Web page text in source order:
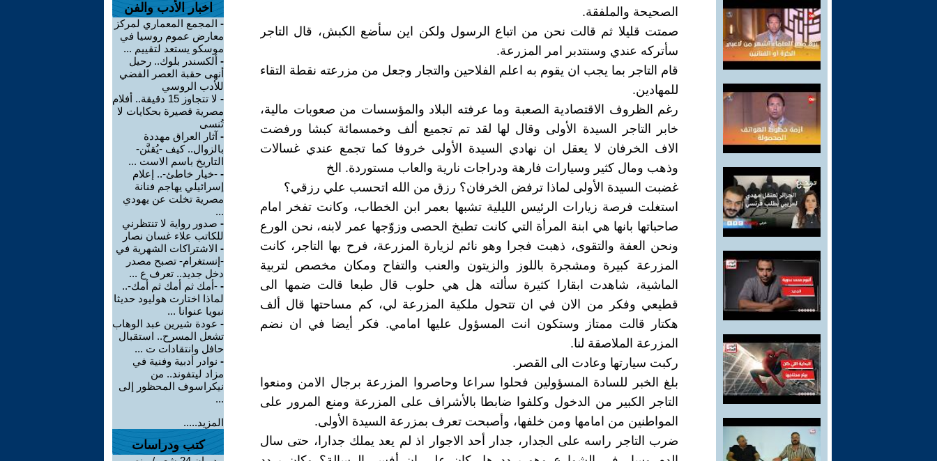
الصحيحة والملفقة.
صمتت قليلا ثم قالت نحن من اتباع الرسول ولكن اين سأضع الكبش، قال التاجر
سأتركه عندي وسنتدبر امر المزرعة.
قام التاجر بما يجب ان يقوم به اعلم الفلاحين والتجار وجعل من مزرعته نقطة التقاء
للمهادين.
رغم الظروف الاقتصادية الصعبة وما عرفته البلاد والمؤسسات من صعوبات مالية،
خابر التاجر السيدة الأولى وقال لها لقد تم تجميع ألف وخمسمائة كبشا ورفضت
الاف الخرفان لا يعقل ان نهادي السيدة الأولى خروفا كما تجمع عندي غسالات
وذهب ومال كثير وسيارات فارهة ودراجات نارية والعاب مستوردة. الخ
غضبت السيدة الأولى لماذا ترفض الخرفان؟ رزق من الله اتحسب علي رزقي؟
استغلت فرصة زيارات الرئيس الليلية تشبها بعمر ابن الخطاب، وكانت تفخر امام
صاحباتها بانها هي ابنة المرأة التي كانت تطبخ الحصى وزوّجها عمر لابنه، نحن الورع
ونحن العفة والتقوى، ذهبت فجرا وهو نائم لزيارة المزرعة، فرح بها التاجر، كانت
المزرعة كبيرة ومشجرة باللوز والزيتون والعنب والتفاح ومكان مخصص لتربية
الماشية، شاهدت ابقارا كثيرة سألته هل هي حلوب قال طبعا قالت ضمها الى
قطيعي وفكر من الان في ان تتحول ملكية المزرعة لي، كم مساحتها قال ألف
هكتار قالت ممتاز وستكون انت المسؤول عليها امامي. فكر أيضا في ان نضم
المزرعة الملاصقة لنا.
ركبت سيارتها وعادت الى القصر.
بلغ الخبر للسادة المسؤولين فحلوا سراعا وحاصروا المزرعة برجال الامن ومنعوا
التاجر الكبير من الدخول وكلفوا ضابطا بالأشراف على المزرعة ومنع المرور على
المواطنين من امامها ومن خلفها، وأصبحت تعرف بمزرعة السيدة الأولى.
ضرب التاجر راسه على الجدار، جدار أحد الاجوار اذ لم يعد يملك جدارا، حتى سال
اخبار الأدب والفن
- المجمع المعماري لمركز
معارض عموم روسيا في
موسكو يستعد لتقييم ...
- ألكسندر بلوك.. رحيل
أنهى حقبة العصر الفضي
للأدب الروسي
-
لا تتجاوز 15 دقيقة.. أفلام
مصرية قصيرة بحكايات لا
تُنسى
- آثار العراق مهددة
بالزوال.. كيف -يُقنَّن-
التاريخ باسم الاست ...
- -خيار خاطئ-.. إعلام
إسرائيلي يهاجم فنانة
مصرية تخلت عن يهودي
...
- صدور رواية لا تنتظرني
للكاتب علاء غسان نصار
- الاشتراكات الشهرية في
-إنستغرام- تصبح مصدر
دخل جديد.. تعرف ع ...
- -أمك ثم أمك ثم أمك-..
لماذا اختارت هوليود حديثا
نبويا عنوانا ...
- عودة شيرين عبد الوهاب
تشعل المسرح.. استقبال
حافل وانتقادات ت ...
- نوادر أدبية وفنية في
مزاد ليتفوند.. من
نيكراسوف المحظور إلى
...
المزيد.....
كتب ودراسات